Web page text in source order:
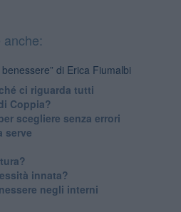
di Erica Fiumalbi
ci riguarda tutti
Coppia?
scegliere senza errori
serve
innata?
negli interni